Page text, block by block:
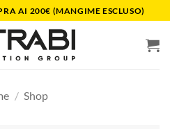
AI 200€ (MANGIME ESCLUSO)
/ Shop